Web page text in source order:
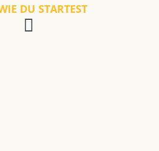
DU STARTEST